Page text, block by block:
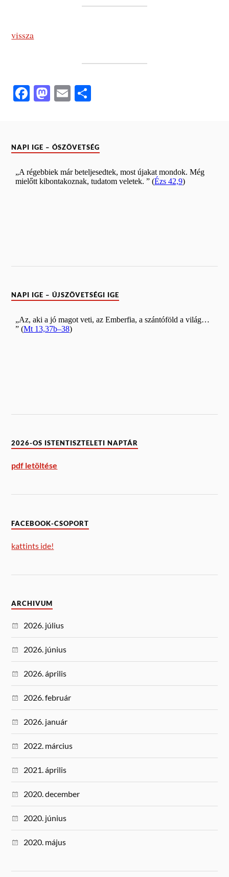
vissza
Fa
ok
M
do
n
E
m
eg
NAPI IGE – ÓSZÖVETSÉG
NAPI IGE – ÚJSZÖVETSÉGI IGE
2026-OS ISTENTISZTELETI NAPTÁR
pdf letöltése
FACEBOOK-CSOPORT
kattints ide!
ARCHIVUM
2026. július
2026. június
2026. április
2026. február
2026. január
2022. március
2021. április
2020. december
2020. június
2020. május